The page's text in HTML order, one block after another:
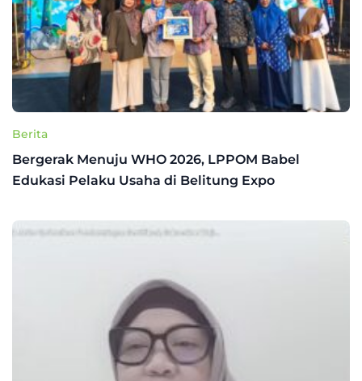
Berita
Bergerak Menuju WHO 2026, LPPOM Babel
Edukasi Pelaku Usaha di Belitung Expo